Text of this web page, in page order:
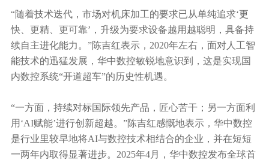
“随着技术迭代，市场对机床加工的要求已从单纯追求‘更
快、更精、更可靠’，升级为要求设备越用越聪明，具备持
续自主进化能力。”陈吉红表示，2020年左右，面对人工智
能技术的迅猛发展，华中数控敏锐地意识到，这是实现国
内数控系统“开道超车”的历史性机遇。
“一方面，持续对标国际领先产品，匠心苦干；另一方面利
用‘AI赋能’进行创新超越。”陈吉红感慨地表示，华中数控
是行业里较早地将AI与数控技术相结合的企业，并在短短
一两年内取得显著进步。2025年4月，华中数控发布全球首